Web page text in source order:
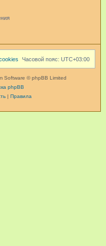
Часовой пояс: UTC+03:00
Software © phpBB Limited
phpBB
| Правила